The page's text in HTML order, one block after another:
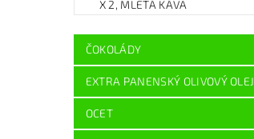
X 2, MLETÁ KÁVA
ČOKOLÁDY
EXTRA PANENSKÝ OLIVOVÝ OLEJ
OCET